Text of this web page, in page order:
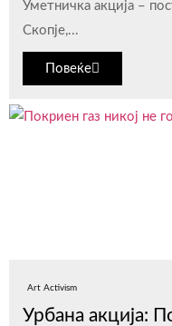
Уметничка акција –
Скопје,...
Повеќе
Art Activism
Урбана акција: